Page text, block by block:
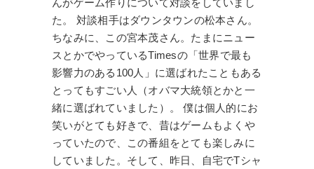
た。 対談相手はダウンタウンの松本さん。
ちなみに、この宮本茂さん。たまにニュー
スとかでやっているTimesの「世界で最も
影響力のある100人」に選ばれたこともある
とってもすごい人（オバマ大統領とかと一
緒に選ばれていました）。 僕は個人的にお
笑いがとても好きで、昔はゲームもよくや
っていたので、この番組をとても楽しみに
していました。そして、昨日、自宅でTシャ